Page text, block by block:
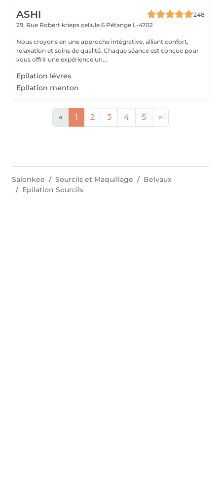
ASHI
248
29, Rue Robert krieps cellule 6 Pétange L-4702
Nous croyons en une approche intégrative, alliant confort,
relaxation et soins de qualité. Chaque séance est conçue pour
vous offrir une expérience un...
Epilation lévres
Epilation menton
« 1 2 3 4 5 »
Salonkee Sourcils et Maquillage
Belvaux
Epilation Sourcils